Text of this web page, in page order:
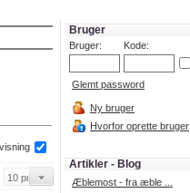
Bruger
Bruger: Kode:
Glemt password
Ny bruger
Hvorfor oprette bruger
Artikler - Blog
Æblemost - fra æble ...